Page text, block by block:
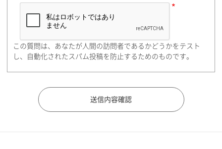
住所検索
都道府県（勤務先）
この質問は、あなたが人間の訪問者であるかどうかをテスト
し、自動化されたスパム投稿を防止するためのものです。